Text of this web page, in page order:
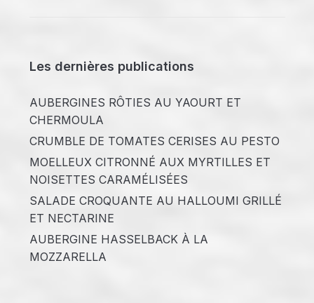
Les dernières publications
AUBERGINES RÔTIES AU YAOURT ET
CHERMOULA
CRUMBLE DE TOMATES CERISES AU PESTO
MOELLEUX CITRONNÉ AUX MYRTILLES ET
NOISETTES CARAMÉLISÉES
SALADE CROQUANTE AU HALLOUMI GRILLÉ
ET NECTARINE
AUBERGINE HASSELBACK À LA
MOZZARELLA